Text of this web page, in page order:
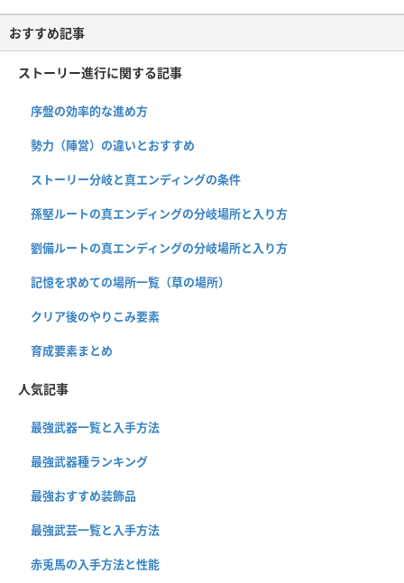
おすすめ記事
ストーリー進行に関する記事
序盤の効率的な進め方
勢力（陣営）の違いとおすすめ
ストーリー分岐と真エンディングの条件
孫堅ルートの真エンディングの分岐場所と入り方
劉備ルートの真エンディングの分岐場所と入り方
記憶を求めての場所一覧（草の場所）
クリア後のやりこみ要素
育成要素まとめ
人気記事
最強武器一覧と入手方法
最強武器種ランキング
最強おすすめ装飾品
最強武芸一覧と入手方法
赤兎馬の入手方法と性能